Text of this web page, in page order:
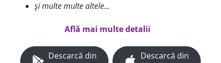
și multe multe altele...
Află mai multe detalii
Descarcă din
Descarcă din